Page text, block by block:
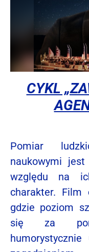
CYKL
Pomiar
naukowymi
względu na
charakter. Film
gdzie poziom
się za